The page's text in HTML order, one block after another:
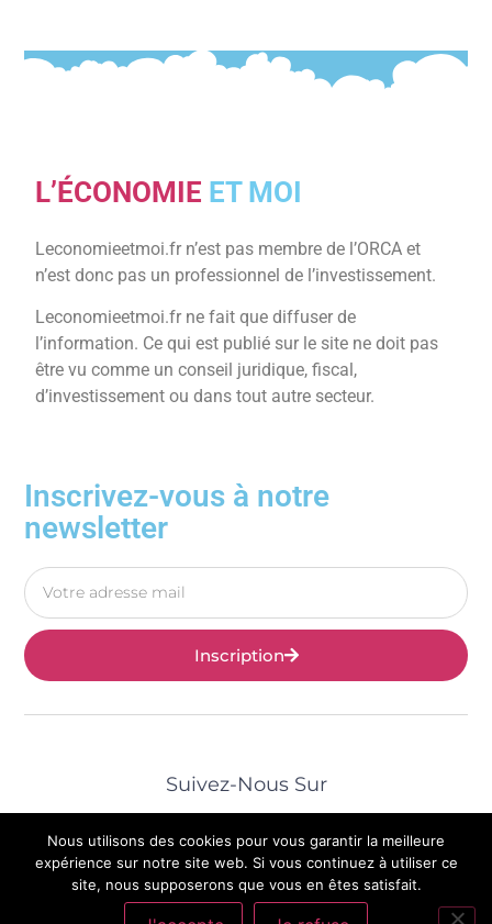
L’ÉCONOMIE ET MOI
Leconomieetmoi.fr n’est pas membre de l’ORCA et
n’est donc pas un professionnel de l’investissement.
Leconomieetmoi.fr ne fait que diffuser de
l’information. Ce qui est publié sur le site ne doit pas
être vu comme un conseil juridique, fiscal,
d’investissement ou dans tout autre secteur.
Inscrivez-vous à notre
newsletter
Inscription
Suivez-Nous Sur
© 2025 Tous Droits Réservés | Mentions Légales |
Nous utilisons des cookies pour vous garantir la meilleure
expérience sur notre site web. Si vous continuez à utiliser ce
site, nous supposerons que vous en êtes satisfait.